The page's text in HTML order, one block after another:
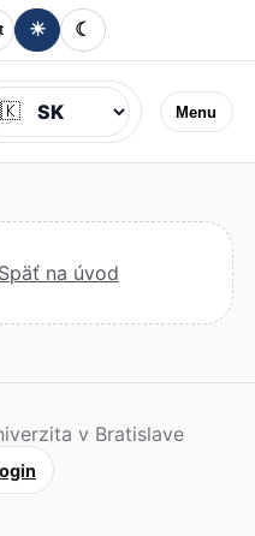
☀ ☾
Menu
Jazyk
Späť na úvod
v Bratislave